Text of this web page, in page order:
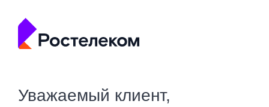
Уважаемый клиент,